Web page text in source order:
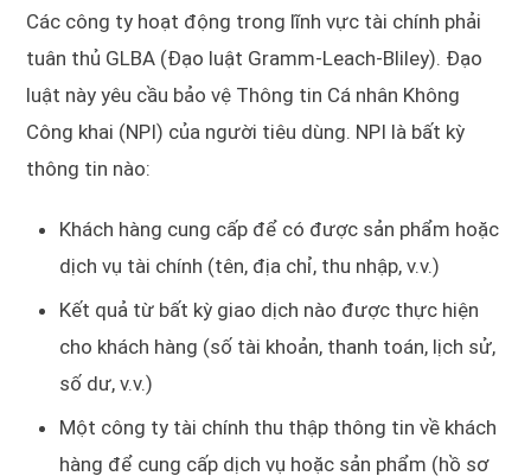
Các công ty hoạt động trong lĩnh vực tài chính phải
tuân thủ GLBA (Đạo luật Gramm-Leach-Bliley). Đạo
luật này yêu cầu bảo vệ Thông tin Cá nhân Không
Công khai (NPI) của người tiêu dùng. NPI là bất kỳ
thông tin nào:
Khách hàng cung cấp để có được sản phẩm hoặc
dịch vụ tài chính (tên, địa chỉ, thu nhập, v.v.)
Kết quả từ bất kỳ giao dịch nào được thực hiện
cho khách hàng (số tài khoản, thanh toán, lịch sử,
số dư, v.v.)
Một công ty tài chính thu thập thông tin về khách
hàng để cung cấp dịch vụ hoặc sản phẩm (hồ sơ